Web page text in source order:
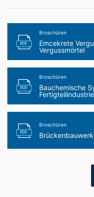
PDF
Broschüren
Emcekrete
Vergussmörtel
PDF
Broschüren
Bauchemische
Fertigteilindustrie
PDF
Broschüren